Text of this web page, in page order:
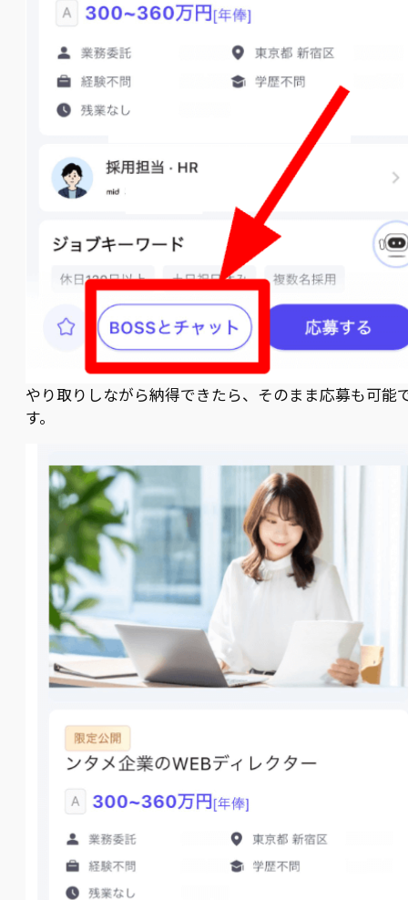
やり取りしながら納得できたら、そのまま応募も可能
す。